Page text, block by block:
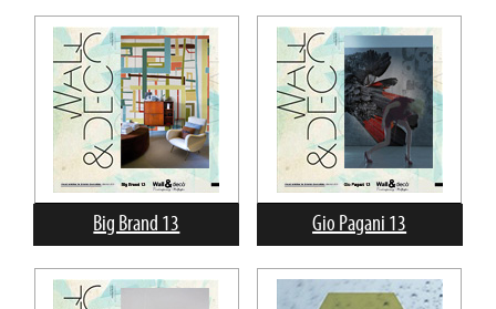
Big Brand 13 Gio Pagani 13